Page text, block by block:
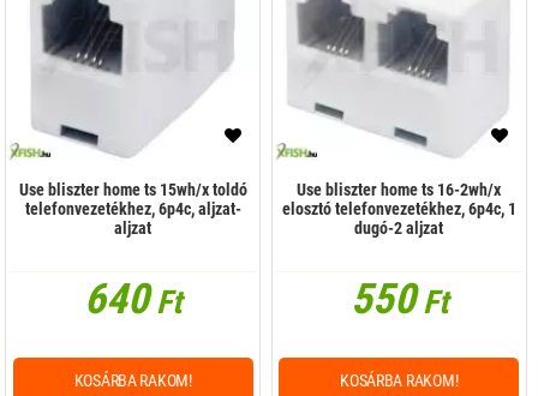
Use bliszter home ts 15wh/x toldó
telefonvezetékhez, 6p4c, aljzat-
aljzat
640Ft
KOSÁRBA RAKOM!
Use bliszter home ts 16-2wh/x
elosztó telefonvezetékhez, 6p4c, 1
dugó-2 aljzat
550Ft
KOSÁRBA RAKOM!